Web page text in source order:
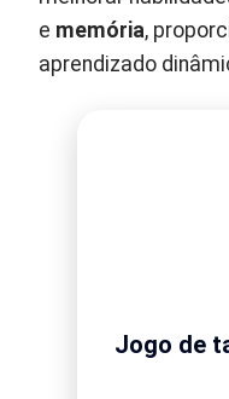
e memória,
aprendizado
Jogo de